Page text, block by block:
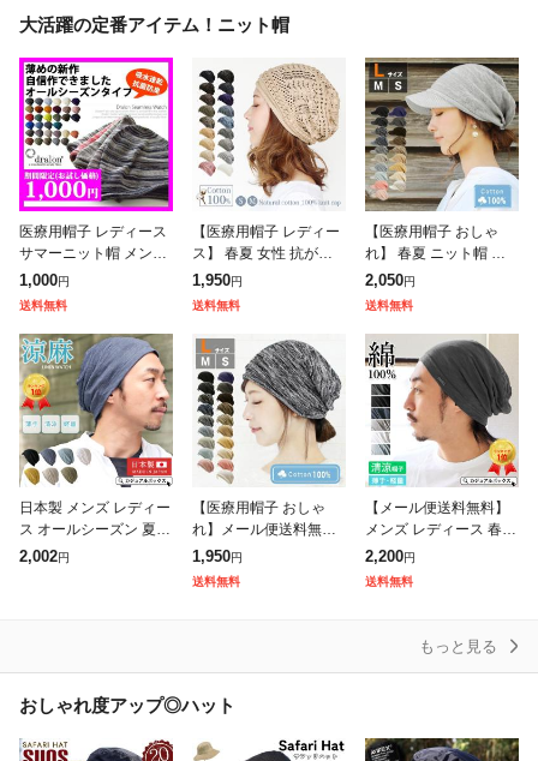
大活躍の定番アイテム！ニット帽
医療用帽子 レディース
サマーニット帽 メンズ
大きいサイズ ニットキ
ャップ メンズ ワッチキ
ケア帽子
1,000円
送料無料
【医療用帽子 レディー
ス】 春夏 女性 抗がん
剤 帽子 ウイッグ併用
外出 夏用 サマーニット
きめ 綿
1,950円
送料無料
【医療用帽子 おしゃ
れ】 春夏 ニット帽 つ
ば付き 秋冬 綿100% メ
ール便送料無料 レディ
ト コッ
2,050円
送料無料
日本製 メンズ レディー
ス オールシーズン 夏
春夏 夏用 麻100% 帽子
2,002円
【医療用帽子 おしゃ
れ】メール便送料無料
春夏 秋冬 綿100% サマ
ー ニット帽 抗がん剤
1,950円
送料無料
【メール便送料無料】
メンズ レディース 春
夏 春夏 春用 夏用 綿10
0% コットン 帽子 ニッ
2,200円
送料無料
もっと見る
おしゃれ度アップ◎ハット